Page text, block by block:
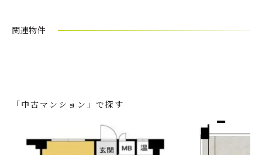
関連物件
「中古マンション」で探す